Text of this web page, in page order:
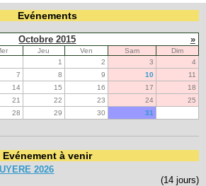
Evénements
Octobre 2015 »
Jeu Ven Sam
Dim
1
2 3
4
7 8 9 10
11
14 15 16 17
18
21 22 23 24
25
28 29 30 31
Evénement à venir
2026
(14 jours)